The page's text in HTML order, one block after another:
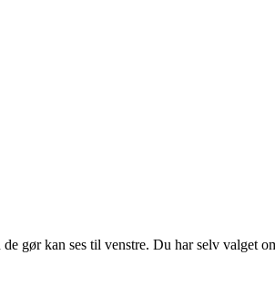
gør kan ses til venstre. Du har selv valget